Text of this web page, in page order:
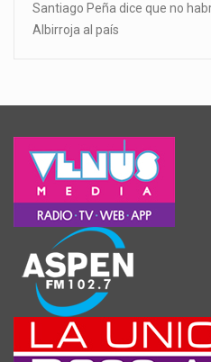
Santiago Peña dice que no
Albirroja al país